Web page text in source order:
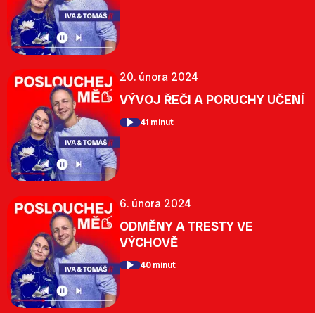
20. února 2024
VÝVOJ ŘEČI A PORUCHY UČENÍ
41 minut
6. února 2024
ODMĚNY A TRESTY VE
VÝCHOVĚ
40 minut